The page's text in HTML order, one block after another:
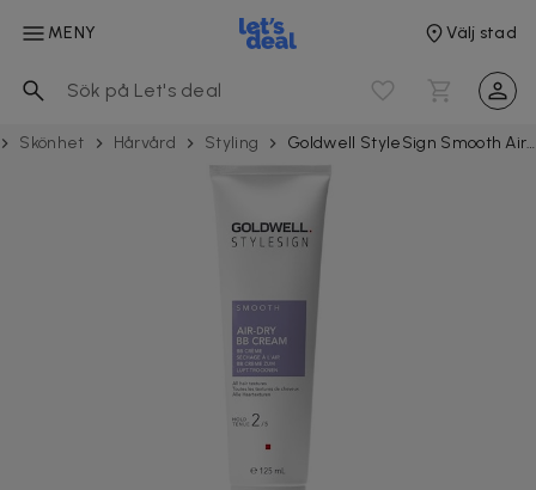
MENY Välj stad
Skönhet Hårvård Styling Goldwell StyleSign Smooth Air-Dry BB Cream 125ml